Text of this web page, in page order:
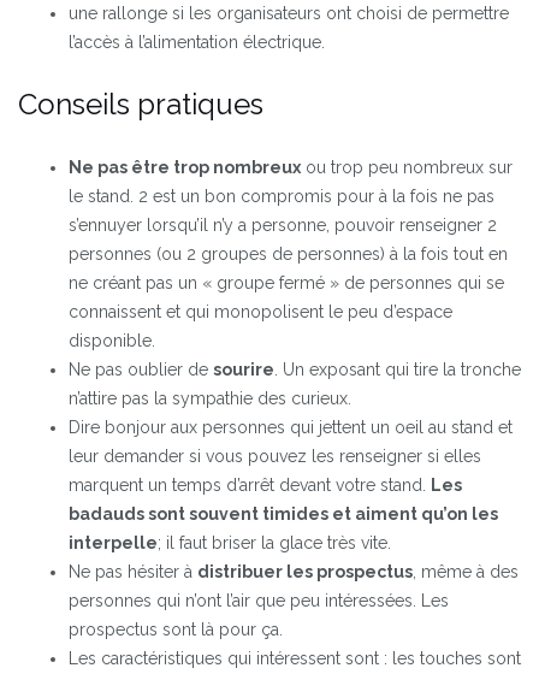
une rallonge si les organisateurs ont choisi de permettre
l’accès à l’alimentation électrique.
Conseils pratiques
Ne pas être trop nombreux ou trop peu nombreux sur
le stand. 2 est un bon compromis pour à la fois ne pas
s’ennuyer lorsqu’il n’y a personne, pouvoir renseigner 2
personnes (ou 2 groupes de personnes) à la fois tout en
ne créant pas un « groupe fermé » de personnes qui se
connaissent et qui monopolisent le peu d’espace
disponible.
Ne pas oublier de sourire. Un exposant qui tire la tronche
n’attire pas la sympathie des curieux.
Dire bonjour aux personnes qui jettent un oeil au stand et
leur demander si vous pouvez les renseigner si elles
marquent un temps d’arrêt devant votre stand. Les
badauds sont souvent timides et aiment qu’on les
interpelle; il faut briser la glace très vite.
Ne pas hésiter à distribuer les prospectus, même à des
personnes qui n’ont l’air que peu intéressées. Les
prospectus sont là pour ça.
Les caractéristiques qui intéressent sont : les touches sont